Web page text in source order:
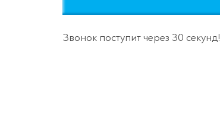
Звонок поступит через 30 секунд!